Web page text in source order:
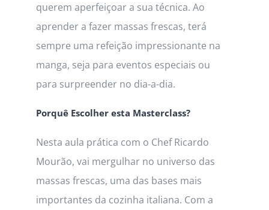
querem aperfeiçoar a sua técnica. Ao
aprender a fazer massas frescas, terá
sempre uma refeição impressionante na
manga, seja para eventos especiais ou
para surpreender no dia-a-dia.
Porquê Escolher esta Masterclass?
Nesta aula prática com o Chef Ricardo
Mourão, vai mergulhar no universo das
massas frescas, uma das bases mais
importantes da cozinha italiana. Com a